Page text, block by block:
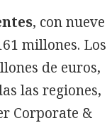
, con nueve
millones. Los
de euros,
las regiones,
Corporate &